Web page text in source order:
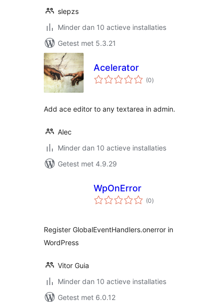
slepzs
Minder dan 10 actieve installaties
Getest met 5.3.21
Acelerator
(0totaal
waarderingen
)
Add ace editor to any textarea in admin.
Alec
Minder dan 10 actieve installaties
Getest met 4.9.29
WpOnError
(0totaal
waarderingen
)
Register GlobalEventHandlers.onerror in
WordPress
Vitor Guia
Minder dan 10 actieve installaties
Getest met 6.0.12